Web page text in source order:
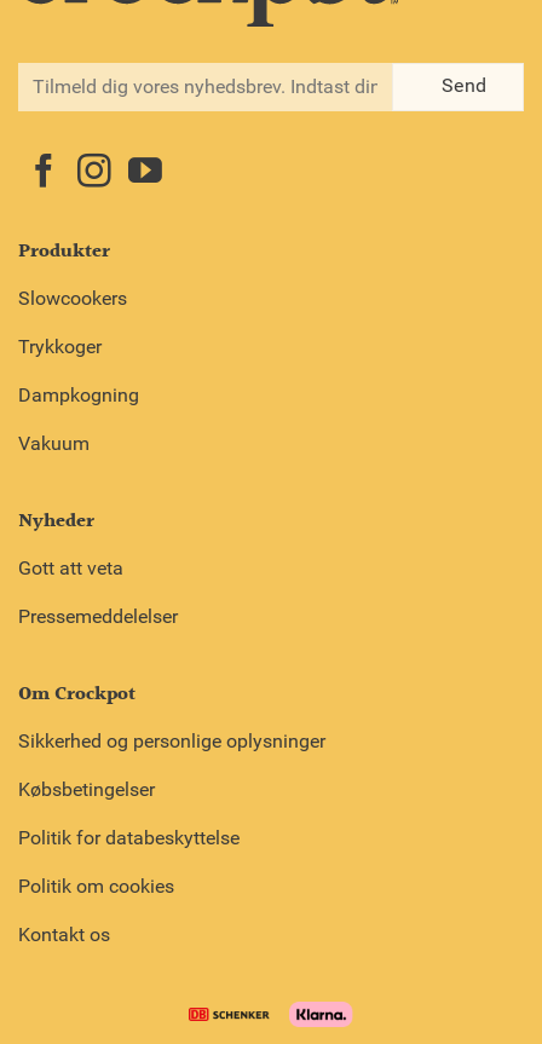
Produkter
Slowcookers
Trykkoger
Dampkogning
Vakuum
Nyheder
Gott att veta
Pressemeddelelser
Om Crockpot
Sikkerhed og personlige oplysninger
Købsbetingelser
Politik for databeskyttelse
Politik om cookies
Kontakt os